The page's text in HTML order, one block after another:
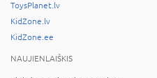
ToysPlanet.lv
KidZone.lv
KidZone.ee
NAUJIENLAIŠKIS